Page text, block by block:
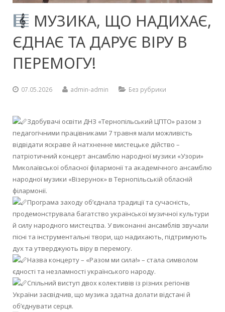
Навчальні кабінети
Майстерні та лабораторії
Спортивна зала
Гуртожиток
Їдальня
Установчі документи
Мова освітнього процесу
Нормативно-правова база
Публічна інформація
Соціально-психологічна служба
Художня самодіяльність
Гуртожиток
Інструкції з ОП
Henkel Баутехнік (Україна)
Фомальгаут-Полімін
Кваліфікаційний центр
Методичні комісії
Підвищення кваліфікації
Методична майстерня педагогів
Школа «Молодого педагога»
Кухар. Пекар. Офіціант
Перукар (перукар-модельєр). Манікюрник
Електромонтер з ремонту та обслуговування
Штукатур. Лицювальник-плиточник. Маляр
(172) Телекомунікації та радіотехніка
Онлайн-анкета
Документи для вступу
Питання для співбесіди та завдання
Розклад вступних випробувань
Зайнятість аудиторій
Заміна уроків
Дистанційне навчання
Державна підсумкова атестація
Державна кваліфікаційна атестація
Долучитися до партнерства
Проєкти та програми
КонтактиМУЗИКА, ЩО НАДИХАЄ,
ЄДНАЄ ТА ДАРУЄ ВІРУ В
ПЕРЕМОГУ!
07.05.2026 admin-admin Без рубрики
Здобувачі освіти ДНЗ «Тернопільський ЦПТО» разом з
педагогічними працівниками 7 травня мали можливість
відвідати яскраве й натхненне мистецьке дійство –
патріотичний концерт ансамблю народної музики «Узори»
Миколаївської обласної філармонії та академічного ансамблю
народної музики «Візерунок» в Тернопільській обласній
філармонії.
Програма заходу об’єднала традиції та сучасність,
продемонструвала багатство української музичної культури
й силу народного мистецтва. У виконанні ансамблів звучали
пісні та інструментальні твори, що надихають, підтримують
дух та утверджують віру в перемогу.
Назва концерту – «Разом ми сила!» – стала символом
єдності та незламності українського народу.
Спільний виступ двох колективів із різних регіонів
України засвідчив, що музика здатна долати відстані й
об’єднувати серця.